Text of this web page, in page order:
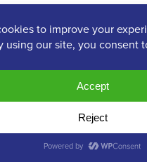
Logika warunkowa — Pokazuj
pola w zależności od
Pola przesyłania plików
odwiedzającym dołączać
Pola płatności— Akceptuj